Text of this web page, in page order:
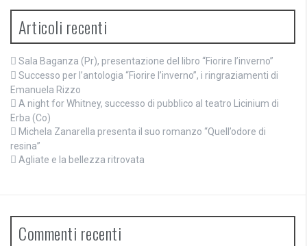
Articoli recenti
Sala Baganza (Pr), presentazione del libro “Fiorire l’inverno”
Successo per l’antologia “Fiorire l’inverno”, i ringraziamenti di
Emanuela Rizzo
A night for Whitney, successo di pubblico al teatro Licinium di
Erba (Co)
Michela Zanarella presenta il suo romanzo “Quell’odore di
resina”
Agliate e la bellezza ritrovata
Commenti recenti